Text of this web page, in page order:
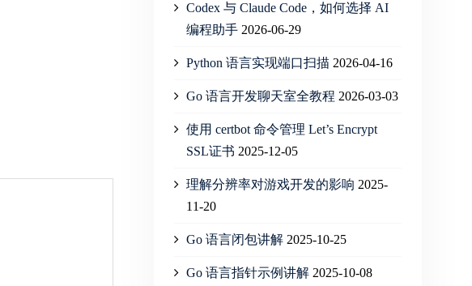
Codex 与 Claude Code，如何选择 AI
编程助手 2026-06-29
Python 语言实现端口扫描 2026-04-16
Go 语言开发聊天室全教程 2026-03-03
使用 certbot 命令管理 Let’s Encrypt
SSL证书 2025-12-05
理解分辨率对游戏开发的影响 2025-
11-20
Go 语言闭包讲解 2025-10-25
Go 语言指针示例讲解 2025-10-08